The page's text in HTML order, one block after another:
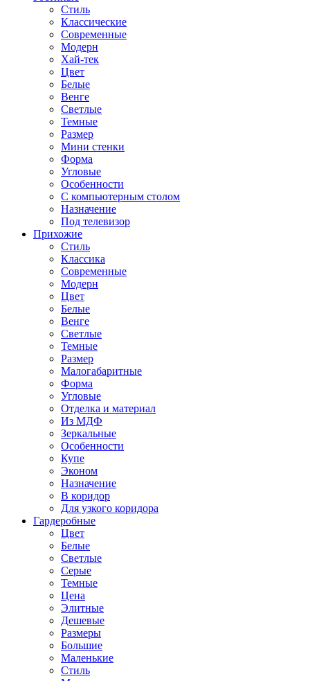
Стиль
Классические
Современные
Модерн
Хай-тек
Цвет
Белые
Венге
Светлые
Темные
Размер
Мини стенки
Форма
Угловые
Особенности
С компьютерным столом
Назначение
Под телевизор
Прихожие
Стиль
Классика
Современные
Модерн
Цвет
Белые
Венге
Светлые
Темные
Размер
Малогабаритные
Форма
Угловые
Отделка и материал
Из МДФ
Зеркальные
Особенности
Купе
Эконом
Назначение
В коридор
Для узкого коридора
Гардеробные
Цвет
Белые
Светлые
Серые
Темные
Цена
Элитные
Дешевые
Размеры
Большие
Маленькие
Стиль